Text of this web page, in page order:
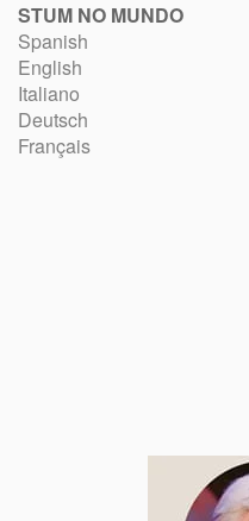
STUM NO MUNDO
Spanish
English
Italiano
Deutsch
Français